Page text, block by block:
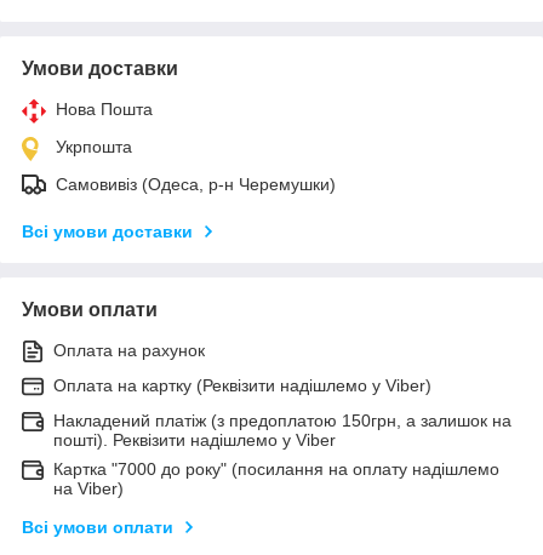
Умови доставки
Нова Пошта
Укрпошта
Самовивіз (Одеса, р-н Черемушки)
Всі умови доставки
Умови оплати
Оплата на рахунок
Оплата на картку (Реквізити надішлемо у Viber)
Накладений платіж (з предоплатою 150грн, а залишок на
пошті). Реквізити надішлемо у Viber
Картка "7000 до року" (посилання на оплату надішлемо
на Viber)
Всі умови оплати